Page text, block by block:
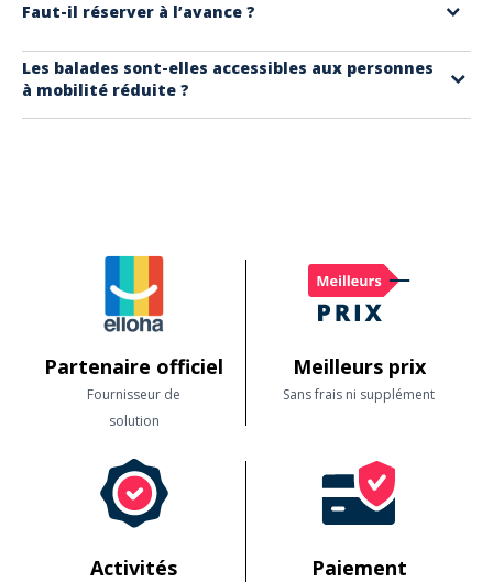
contenus ludiques et sécurisés.
Faut-il réserver à l’avance ?
Oui, c’est recommandé, surtout en période touristique. Certaines
balades sont à places limitées.
Les balades sont-elles accessibles aux personnes
à mobilité réduite ?
Partenaire officiel
Fournisseur de
solution
Meilleurs prix
Sans frais ni supplément
Activités
Paiement